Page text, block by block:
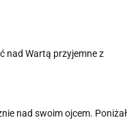
nad Wartą przyjemne z
nad swoim ojcem. Poniżał